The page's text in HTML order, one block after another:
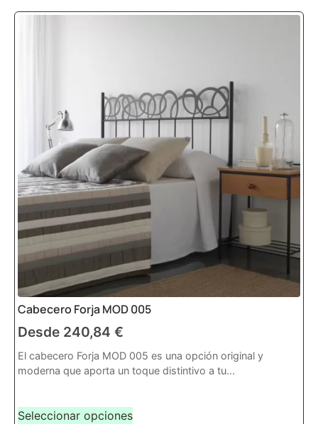
Cabecero Forja MOD 005
Desde 240,84 €
El cabecero Forja MOD 005 es una opción original y
moderna que aporta un toque distintivo a tu...
Seleccionar opciones